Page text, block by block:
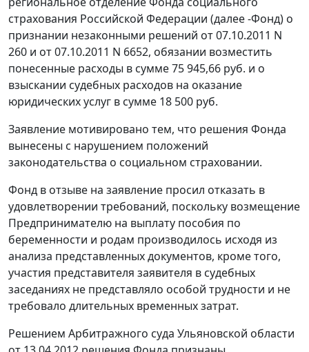
страхования Российской Федерации (далее -Фонд) о
признании незаконными решений от 07.10.2011 N
260 и от 07.10.2011 N 6652, обязании возместить
понесенные расходы в сумме 75 945,66 руб. и о
взыскании судебных расходов на оказание
юридических услуг в сумме 18 500 руб.
Заявление мотивировано тем, что решения Фонда
вынесены с нарушением положений
законодательства о социальном страховании.
Фонд в отзыве на заявление просил отказать в
удовлетворении требований, поскольку возмещение
Предпринимателю на выплату пособия по
беременности и родам производилось исходя из
анализа представленных документов, кроме того,
участия представителя заявителя в судебных
заседаниях не представляло особой трудности и не
требовало длительных временных затрат.
Решением Арбитражного суда Ульяновской области